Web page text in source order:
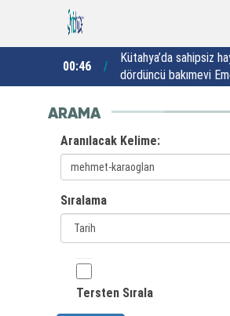
00:46
Kütahya’da sahipsiz
dördüncü bakımevi
ARAMA
Aranılacak Kelime:
Sıralama
Tersten Sırala